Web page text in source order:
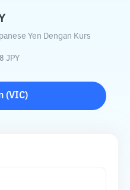
Yen Dengan Kurs
JPY
(VIC)